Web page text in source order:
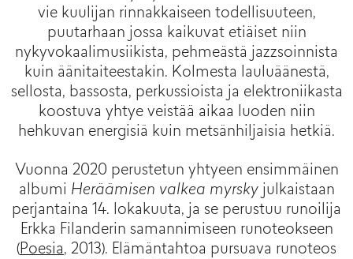
vie kuulijan rinnakkaiseen todellisuuteen,
puutarhaan jossa kaikuvat etiäiset niin
nykyvokaalimusiikista, pehmeästä jazzsoinnista
kuin äänitaiteestakin. Kolmesta lauluäänestä,
sellosta, bassosta, perkussioista ja elektroniikasta
koostuva yhtye veistää aikaa luoden niin
hehkuvan energisiä kuin metsänhiljaisia hetkiä.
Vuonna 2020 perustetun yhtyeen ensimmäinen
albumi Heräämisen valkea myrskyjulkaistaan
perjantaina 14. lokakuuta, ja se perustuu runoilija
Erkka Filanderin samannimiseen runoteokseen
(Poesia, 2013). Elämäntahtoa pursuava runoteos